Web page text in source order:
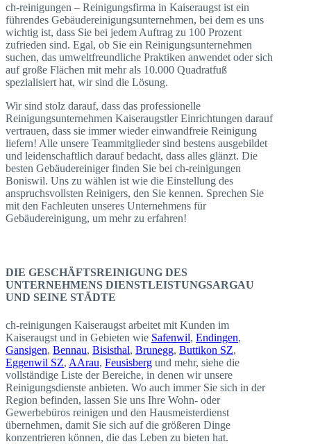
ch-reinigungen – Reinigungsfirma in Kaiseraugst ist ein
führendes Gebäudereinigungsunternehmen, bei dem es uns
wichtig ist, dass Sie bei jedem Auftrag zu 100 Prozent
zufrieden sind. Egal, ob Sie ein Reinigungsunternehmen
suchen, das umweltfreundliche Praktiken anwendet oder sich
auf große Flächen mit mehr als 10.000 Quadratfuß
spezialisiert hat, wir sind die Lösung.
Wir sind stolz darauf, dass das professionelle
Reinigungsunternehmen Kaiseraugstler Einrichtungen darauf
vertrauen, dass sie immer wieder einwandfreie Reinigung
liefern! Alle unsere Teammitglieder sind bestens ausgebildet
und leidenschaftlich darauf bedacht, dass alles glänzt. Die
besten Gebäudereiniger finden Sie bei ch-reinigungen
Boniswil. Uns zu wählen ist wie die Einstellung des
anspruchsvollsten Reinigers, den Sie kennen. Sprechen Sie
mit den Fachleuten unseres Unternehmens für
Gebäudereinigung, um mehr zu erfahren!
DIE GESCHÄFTSREINIGUNG DES
UNTERNEHMENS DIENSTLEISTUNGSARGAU
UND SEINE STÄDTE
ch-reinigungen Kaiseraugst arbeitet mit Kunden im
Kaiseraugst und in Gebieten wie Safenwil, Endingen,
Gansigen, Bennau, Bisisthal, Brunegg, Buttikon SZ,
Eggenwil SZ, AArau, Feusisberg und mehr, siehe die
vollständige Liste der Bereiche, in denen wir unsere
Reinigungsdienste anbieten. Wo auch immer Sie sich in der
Region befinden, lassen Sie uns Ihre Wohn- oder
Gewerbebüros reinigen und den Hausmeisterdienst
übernehmen, damit Sie sich auf die größeren Dinge
konzentrieren können, die das Leben zu bieten hat.